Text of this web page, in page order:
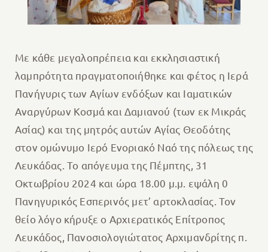
Με κάθε μεγαλοπρέπεια και εκκλησιαστική
λαμπρότητα πραγματοποιήθηκε και φέτος η Ιερά
Πανήγυρις των Αγίων ενδόξων και Ιαματικών
Αναργύρων Κοσμά και Δαμιανού (των εκ Μικράς
Ασίας) και της μητρός αυτών Αγίας Θεοδότης
στον ομώνυμο Ιερό Ενοριακό Ναό της πόλεως της
Λευκάδας. Το απόγευμα της Πέμπτης, 31
Οκτωβρίου 2024 και ώρα 18.00 μ.μ. εψάλη 0
Πανηγυρικός Εσπερινός μετ’ αρτοκλασίας. Τον
θείο λόγο κήρυξε ο Αρχιερατικός Επίτροπος
Λευκάδος, Πανοσιολογιώτατος Αρχιμανδρίτης π.